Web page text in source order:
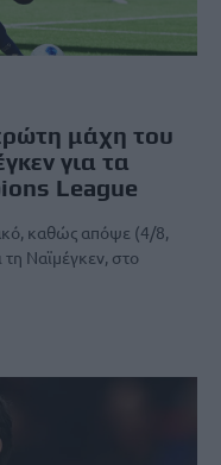
μάχη του
για τα
League
καθώς απόψε (4/8,
Ναϊμέγκεν, στο